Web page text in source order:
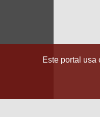
Este portal